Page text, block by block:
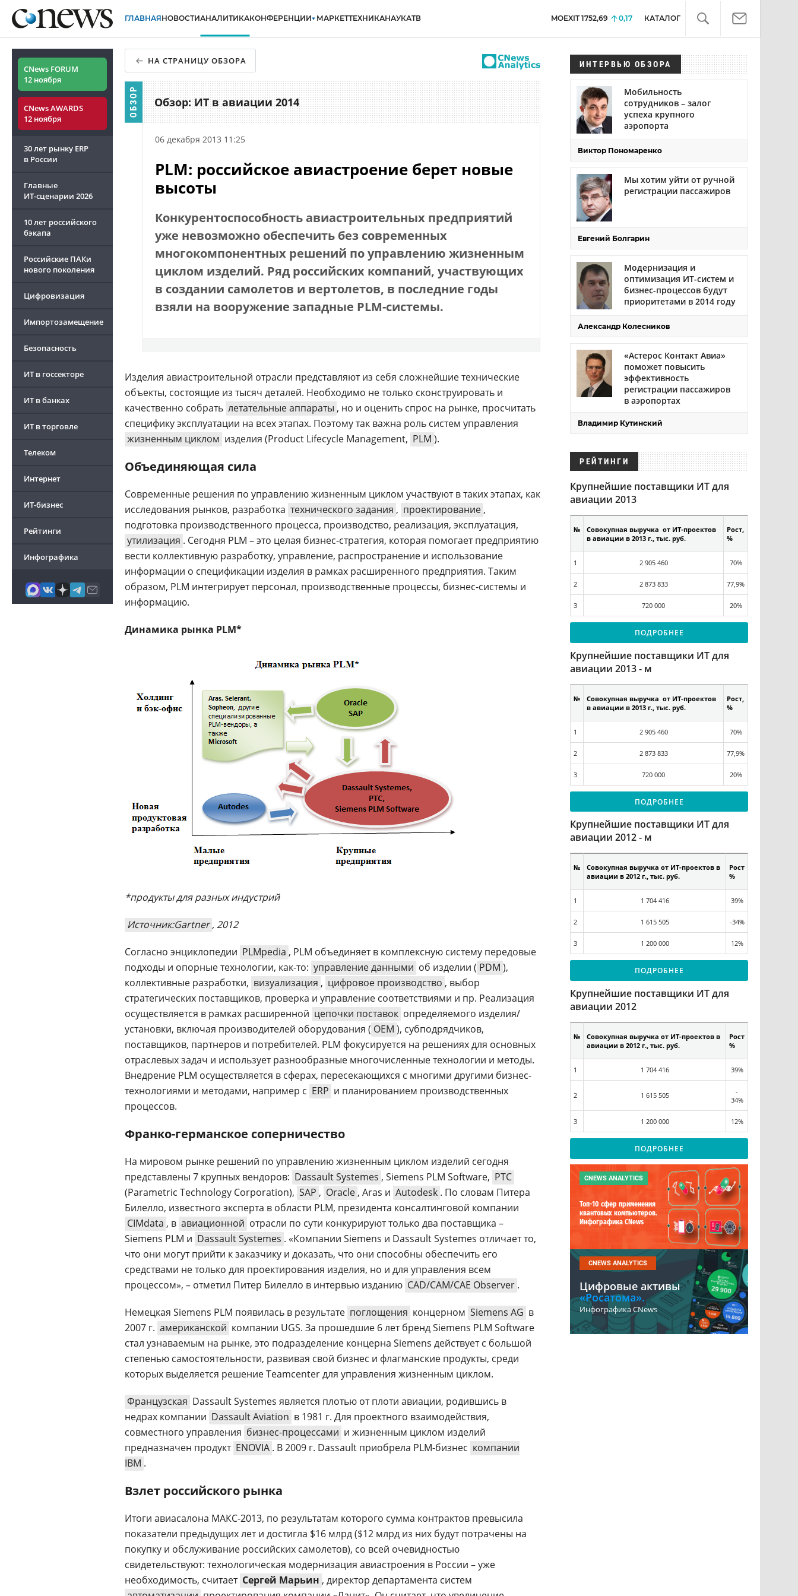
ГЛАВНАЯНОВОСТИАНАЛИТИКАКОНФЕРЕНЦИИ МАРКЕТТЕХНИКАНАУКАТВ MOEXIT 1752,69 0,17 КАТАЛОГ
CNews FORUM
12 ноября
CNews AWARDS
12 ноября
30 лет рынку ERP
в России
Главные
ИТ-сценарии 2026
10 лет российского
бэкапа
Российские ПАКи
нового поколения
Цифровизация
Импортозамещение
Безопасность
ИТ в госсекторе
ИТ в банках
ИТ в торговле
Телеком
Интернет
ИТ-бизнес
Рейтинги
Инфографика
НА СТРАНИЦУ ОБЗОРА
Обзор: ИТ в авиации 2014
06 декабря 2013 11:25
PLM: российское авиастроение берет новые
высоты
Конкурентоспособность авиастроительных предприятий
уже невозможно обеспечить без современных
многокомпонентных решений по управлению жизненным
циклом изделий. Ряд российских компаний, участвующих
в создании самолетов и вертолетов, в последние годы
взяли на вооружение западные PLM-системы.
Изделия авиастроительной отрасли представляют из себя сложнейшие технические
объекты, состоящие из тысяч деталей. Необходимо не только сконструировать и
качественно собрать летательные аппараты , но и оценить спрос на рынке, просчитать
специфику эксплуатации на всех этапах. Поэтому так важна роль систем управления
жизненным циклом изделия (Product Lifecycle Management, PLM ).
Объединяющая сила
Современные решения по управлению жизненным циклом участвуют в таких этапах, как
исследования рынков, разработка технического задания , проектирование ,
подготовка производственного процесса, производство, реализация, эксплуатация,
утилизация . Сегодня PLM – это целая бизнес-стратегия, которая помогает предприятию
вести коллективную разработку, управление, распространение и использование
информации о спецификации изделия в рамках расширенного предприятия. Таким
образом, PLM интегрирует персонал, производственные процессы, бизнес-системы и
информацию.
Динамика рынка PLM*
*продукты для разных индустрий
Источник:Gartner , 2012
Согласно энциклопедии PLMpedia , PLM объединяет в комплексную систему передовые
подходы и опорные технологии, как-то: управление данными об изделии ( PDM ),
коллективные разработки, визуализация , цифровое производство , выбор
стратегических поставщиков, проверка и управление соответствиями и пр. Реализация
осуществляется в рамках расширенной цепочки поставок определяемого изделия/
установки, включая производителей оборудования ( OEM ), субподрядчиков,
поставщиков, партнеров и потребителей. PLM фокусируется на решениях для основных
отраслевых задач и использует разнообразные многочисленные технологии и методы.
Внедрение PLM осуществляется в сферах, пересекающихся с многими другими бизнес-
технологиями и методами, например с ERP и планированием производственных
процессов.
Франко-германское соперничество
Нa мировом рынке решений по управлению жизненным циклом изделий сегодня
представлены 7 крупных вендоров: Dassault Systemes , Siemens PLM Software, PTC
(Parametric Technology Corporation), SAP , Oracle , Aras и Autodesk . По словам Питера
Билелло, известного эксперта в области PLM, президента консалтинговой компании
CIMdata , в авиационной отрасли по сути конкурируют только два поставщика –
Siemens PLM и Dassault Systemes . «Компании Siemens и Dassault Systemes отличает то,
что они могут прийти к заказчику и доказать, что они способны обеспечить его
средствами не только для проектирования изделия, но и для управления всем
процессом», – отметил Питер Билелло в интервью изданию CAD/CAM/CAE Observer .
Немецкая Siemens PLM появилась в результате поглощения концерном Siemens AG в
2007 г. американской компании UGS. За прошедшие 6 лет бренд Siemens PLM Software
стал узнаваемым на рынке, это подразделение концерна Siemens действует с большой
степенью самостоятельности, развивая свой бизнес и флагманские продукты, среди
которых выделяется решение Teamcenter для управления жизненным циклом.
Французская Dassault Systemes является плотью от плоти авиации, родившись в
недрах компании Dassault Aviation в 1981 г. Для проектного взаимодействия,
совместного управления бизнес-процессами и жизненным циклом изделий
предназначен продукт ENOVIA . В 2009 г. Dassault приобрела PLM-бизнес компании
IBM .
Взлет российского рынка
Итоги авиасалона МАКС-2013, по результатам которого сумма контрактов превысила
показатели предыдущих лет и достигла $16 млрд ($12 млрд из них будут потрачены на
покупку и обслуживание российских самолетов), со всей очевидностью
свидетельствуют: технологическая модернизация авиастроения в России – уже
необходимость, считает Сергей Марьин , директор департамента систем
ИНТЕРВЬЮ ОБЗОРА
Мобильность
сотрудников – залог
успеха крупного
аэропорта
Виктор Пономаренко
Мы хотим уйти от ручной
регистрации пассажиров
Евгений Болгарин
Модернизация и
оптимизация ИТ-систем и
бизнес-процессов будут
приоритетами в 2014 году
Александр Колесников
«Астерос Контакт Авиа»
поможет повысить
эффективность
регистрации пассажиров
в аэропортах
Владимир Кутинский
РЕЙТИНГИ
Крупнейшие поставщики ИТ для
авиации 2013
№
Совокупная выручка от ИТ-проектов
в авиации в 2013 г., тыс. руб.
Рост,
%
1 2 905 460 70%
2 2 873 833 77,9%
3 720 000 20%
ПОДРОБНЕЕ
Крупнейшие поставщики ИТ для
авиации 2013 - м
№
Совокупная выручка от ИТ-проектов
в авиации в 2013 г., тыс. руб.
Рост,
%
1 2 905 460 70%
2 2 873 833 77,9%
3 720 000 20%
ПОДРОБНЕЕ
Крупнейшие поставщики ИТ для
авиации 2012 - м
№
Совокупная выручка от ИТ-проектов в
авиации в 2012 г., тыс. руб.
Рост
%
1 1 704 416 39%
2 1 615 505 -34%
3 1 200 000 12%
ПОДРОБНЕЕ
Крупнейшие поставщики ИТ для
авиации 2012
№
Совокупная выручка от ИТ-проектов в
авиации в 2012 г., тыс. руб.
Рост
%
1 1 704 416 39%
2 1 615 505
-
34%
3 1 200 000 12%
ПОДРОБНЕЕ
CNEWS ANALYTICS
Топ-10 сфер применения
квантовых компьютеров.
Инфографика CNews
CNEWS ANALYTICS
Цифровые активы
«Росатома».
Инфографика CNews